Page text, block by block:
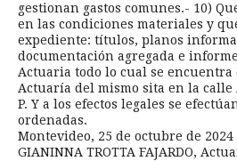
gestionan gastos comunes.- 10)
en las condiciones materiales y
expediente: títulos, planos
documentación agregada e
Actuaria todo lo cual se
Actuaría del mismo sita en la calle
P. Y a los efectos legales se
ordenadas.
Montevideo, 25 de octubre de 2024
GIANINNA TROTTA FAJARDO,